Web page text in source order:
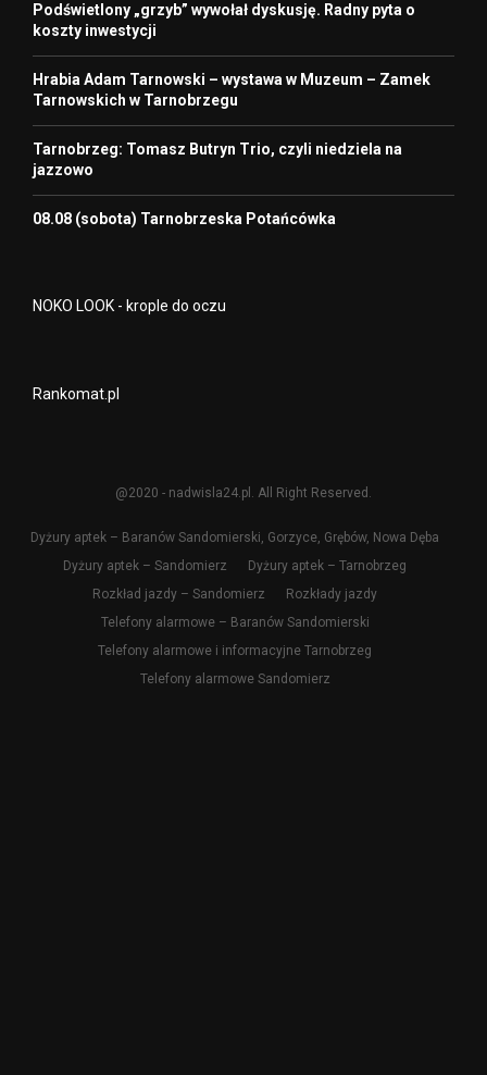
Podświetlony „grzyb” wywołał dyskusję. Radny pyta o
koszty inwestycji
Hrabia Adam Tarnowski – wystawa w Muzeum – Zamek
Tarnowskich w Tarnobrzegu
Tarnobrzeg: Tomasz Butryn Trio, czyli niedziela na
jazzowo
08.08 (sobota) Tarnobrzeska Potańcówka
NOKO LOOK - krople do oczu
Rankomat.pl
@2020 - nadwisla24.pl. All Right Reserved.
Dyżury aptek – Baranów Sandomierski, Gorzyce, Grębów, Nowa Dęba
Dyżury aptek – Sandomierz
Dyżury aptek – Tarnobrzeg
Rozkład jazdy – Sandomierz
Rozkłady jazdy
Telefony alarmowe – Baranów Sandomierski
Telefony alarmowe i informacyjne Tarnobrzeg
Telefony alarmowe Sandomierz